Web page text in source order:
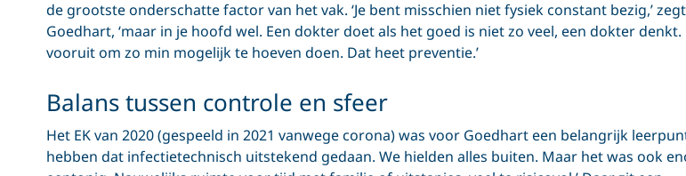
de grootste onderschatte factor van het vak. ‘Je bent misschien niet fysiek constant bezig,’ zegt
Goedhart, ‘maar in je hoofd wel. Een dokter doet als het goed is niet zo veel, een dokter
vooruit om zo min mogelijk te hoeven doen. Dat heet preventie.’
Balans tussen controle en sfeer
Het EK van 2020 (gespeeld in 2021 vanwege corona) was voor Goedhart een belangrijk
hebben dat infectietechnisch uitstekend gedaan. We hielden alles buiten. Maar het was ook